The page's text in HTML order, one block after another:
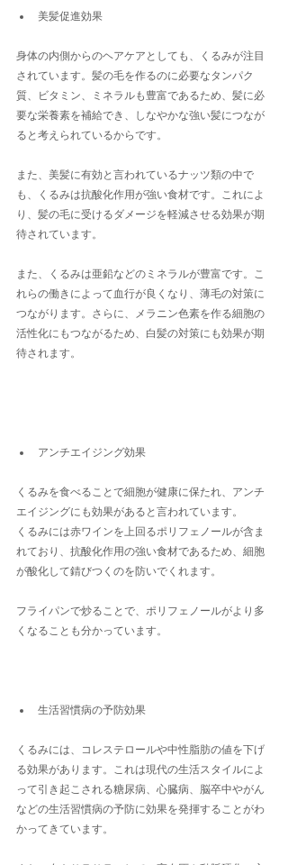
美髪促進効果
身体の内側からのヘアケアとしても、くるみが注目
されています。髪の毛を作るのに必要なタンパク
質、ビタミン、ミネラルも豊富であるため、髪に必
要な栄養素を補給でき、しなやかな強い髪につなが
ると考えられているからです。
また、美髪に有効と言われているナッツ類の中で
も、くるみは抗酸化作用が強い食材です。これによ
り、髪の毛に受けるダメージを軽減させる効果が期
待されています。
また、くるみは亜鉛などのミネラルが豊富です。こ
れらの働きによって血行が良くなり、薄毛の対策に
つながります。さらに、メラニン色素を作る細胞の
活性化にもつながるため、白髪の対策にも効果が期
待されます。
アンチエイジング効果
くるみを食べることで細胞が健康に保たれ、アンチ
エイジングにも効果があると言われています。
くるみには赤ワインを上回るポリフェノールが含ま
れており、抗酸化作用の強い食材であるため、細胞
が酸化して錆びつくのを防いでくれます。
フライパンで炒ることで、ポリフェノールがより多
くなることも分かっています。
生活習慣病の予防効果
くるみには、コレステロールや中性脂肪の値を下げ
る効果があります。これは現代の生活スタイルによ
って引き起こされる糖尿病、心臓病、脳卒中やがん
などの生活習慣病の予防に効果を発揮することがわ
かってきています。